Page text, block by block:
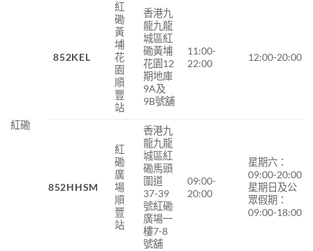
紅磡
852KEL
紅
磡
黃
埔
花
園
順
豐
站
香港九
龍九龍
城區紅
磡黃埔
花園12
期地庫
9A及
9B號舖
11:00-
22:00
12:00-20:00
852HHSM
紅
磡
廣
場
順
豐
站
香港九
龍九龍
城區紅
磡馬頭
圍道
37-39
號紅磡
廣場一
樓7-8
號舖
09:00-
20:00
星期六：
09:00-20:00
星期日及公
眾假期：
09:00-18:00